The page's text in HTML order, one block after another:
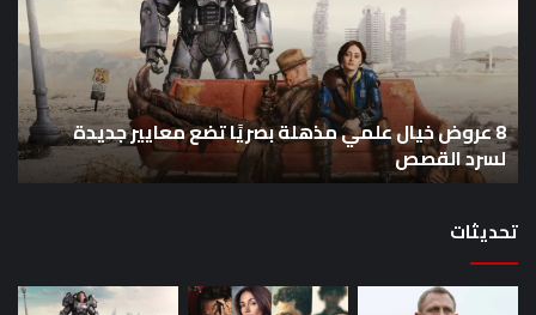
مذهلة
بصريًا
معايير
جديدة
لسرد
القصص
8 عروض خيال علمي مذهلة بصريًا تضع معايير جديدة
لسرد القصص
تحديثات